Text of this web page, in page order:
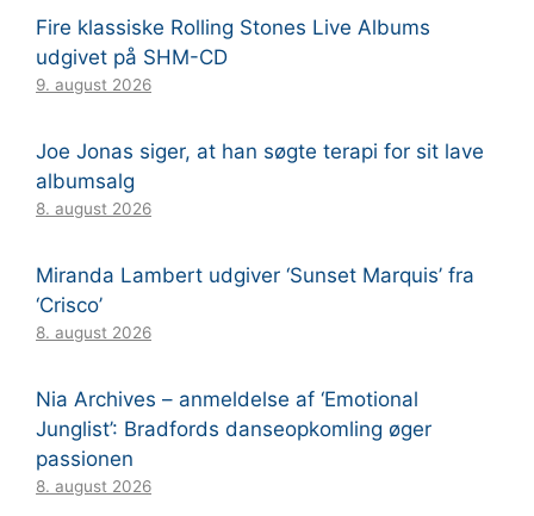
Fire klassiske Rolling Stones Live Albums
udgivet på SHM-CD
9. august 2026
Joe Jonas siger, at han søgte terapi for sit lave
albumsalg
8. august 2026
Miranda Lambert udgiver ‘Sunset Marquis’ fra
‘Crisco’
8. august 2026
Nia Archives – anmeldelse af ‘Emotional
Junglist’: Bradfords danseopkomling øger
passionen
8. august 2026